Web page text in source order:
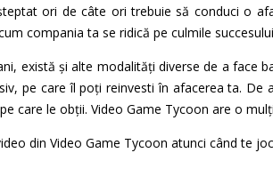
ori de câte ori trebuie să conduci o
compania ta se ridică pe culmile
există și alte modalități diverse de a face
pe care îl poți reinvesti în afacerea ta. De
care le obții. Video Game Tycoon are o
din Video Game Tycoon atunci când te